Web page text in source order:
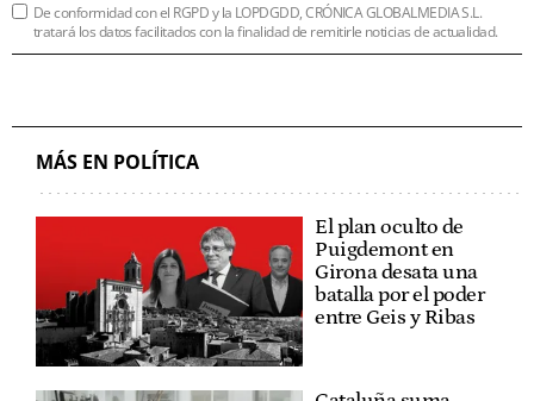
De conformidad con el RGPD y la LOPDGDD, CRÓNICA GLOBALMEDIA S.L.
tratará los datos facilitados con la finalidad de remitirle noticias de actualidad.
MÁS EN POLÍTICA
El plan oculto de
Puigdemont en
Girona desata una
batalla por el poder
entre Geis y Ribas